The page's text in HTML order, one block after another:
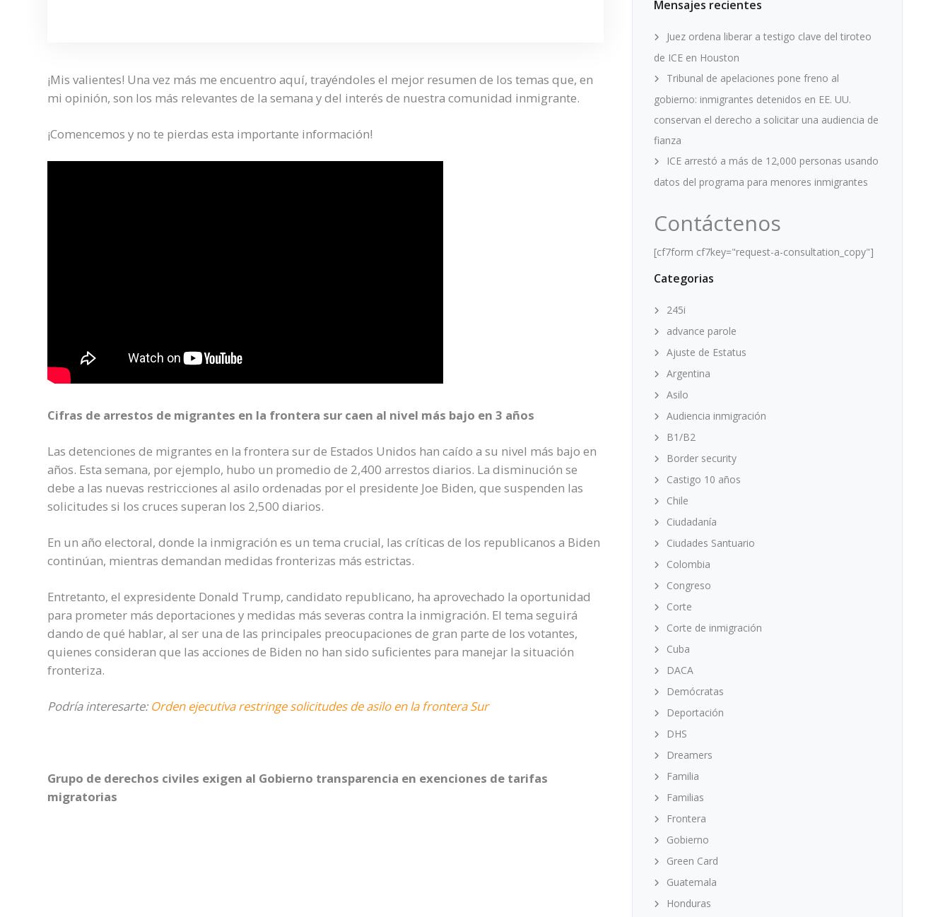
¡Mis valientes! Una vez más me encuentro aquí, trayéndoles el mejor resumen de los temas que, en
mi opinión, son los más relevantes de la semana y del interés de nuestra comunidad inmigrante.
¡Comencemos y no te pierdas esta importante información!
Cifras de arrestos de migrantes en la frontera sur caen al nivel más bajo en 3 años
Las detenciones de migrantes en la frontera sur de Estados Unidos han caído a su nivel más bajo en
años. Esta semana, por ejemplo, hubo un promedio de 2,400 arrestos diarios. La disminución se
debe a las nuevas restricciones al asilo ordenadas por el presidente Joe Biden, que suspenden las
solicitudes si los cruces superan los 2,500 diarios.
En un año electoral, donde la inmigración es un tema crucial, las críticas de los republicanos a Biden
continúan, mientras demandan medidas fronterizas más estrictas.
Entretanto, el expresidente Donald Trump, candidato republicano, ha aprovechado la oportunidad
para prometer más deportaciones y medidas más severas contra la inmigración. El tema seguirá
dando de qué hablar, al ser una de las principales preocupaciones de gran parte de los votantes,
quienes consideran que las acciones de Biden no han sido suficientes para manejar la situación
fronteriza.
Podría interesarte:Orden ejecutiva restringe solicitudes de asilo en la frontera Sur
Grupo de derechos civiles exigen al Gobierno transparencia en exenciones de tarifas
migratorias
Mensajes recientes
Juez ordena liberar a testigo clave del tiroteo
de ICE en Houston
Tribunal de apelaciones pone freno al
gobierno: inmigrantes detenidos en EE. UU.
conservan el derecho a solicitar una audiencia de
fianza
ICE arrestó a más de 12,000 personas usando
datos del programa para menores inmigrantes
Contáctenos
[cf7form cf7key="request-a-consultation_copy"]
Categorias
245i
advance parole
Ajuste de Estatus
Argentina
Asilo
Audiencia inmigración
B1/B2
Border security
Castigo 10 años
Chile
Ciudadanía
Ciudades Santuario
Colombia
Congreso
Corte
Corte de inmigración
Cuba
DACA
Demócratas
Deportación
DHS
Dreamers
Familia
Familias
Frontera
Gobierno
Green Card
Guatemala
Honduras